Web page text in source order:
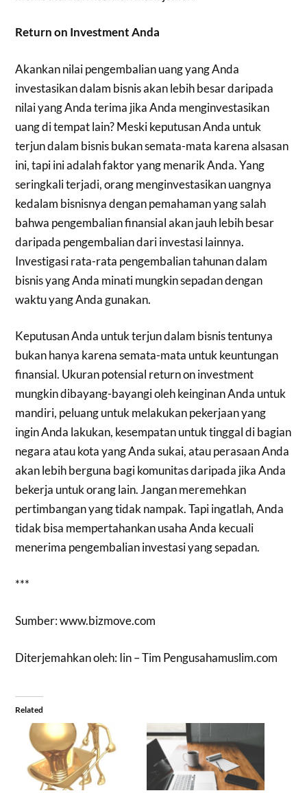
Return on Investment Anda
Akankan nilai pengembalian uang yang Anda
investasikan dalam bisnis akan lebih besar daripada
nilai yang Anda terima jika Anda menginvestasikan
uang di tempat lain? Meski keputusan Anda untuk
terjun dalam bisnis bukan semata-mata karena alsasan
ini, tapi ini adalah faktor yang menarik Anda. Yang
seringkali terjadi, orang menginvestasikan uangnya
kedalam bisnisnya dengan pemahaman yang salah
bahwa pengembalian finansial akan jauh lebih besar
daripada pengembalian dari investasi lainnya.
Investigasi rata-rata pengembalian tahunan dalam
bisnis yang Anda minati mungkin sepadan dengan
waktu yang Anda gunakan.
Keputusan Anda untuk terjun dalam bisnis tentunya
bukan hanya karena semata-mata untuk keuntungan
finansial. Ukuran potensial return on investment
mungkin dibayang-bayangi oleh keinginan Anda untuk
mandiri, peluang untuk melakukan pekerjaan yang
ingin Anda lakukan, kesempatan untuk tinggal di bagian
negara atau kota yang Anda sukai, atau perasaan Anda
akan lebih berguna bagi komunitas daripada jika Anda
bekerja untuk orang lain. Jangan meremehkan
pertimbangan yang tidak nampak. Tapi ingatlah, Anda
tidak bisa mempertahankan usaha Anda kecuali
menerima pengembalian investasi yang sepadan.
***
Sumber: www.bizmove.com
Diterjemahkan oleh: Iin – Tim Pengusahamuslim.com
Related